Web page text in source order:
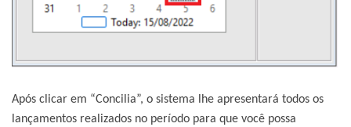
Após clicar em “Concilia”, o sistema lhe apresentará todos os
lançamentos realizados no período para que você possa